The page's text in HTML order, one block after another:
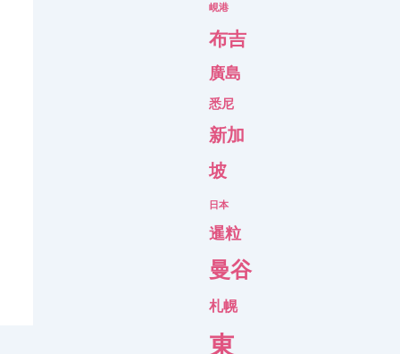
峴港
布吉
廣島
悉尼
新加
坡
日本
暹粒
曼谷
札幌
東